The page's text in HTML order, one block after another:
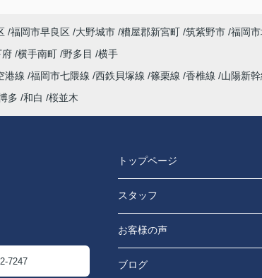
福岡市早良区 大野城市 糟屋郡新宮町 筑紫野市 福岡
府 横手南町 野多目
横手
港線 福岡市七隈線 西鉄貝塚線 篠栗線 香椎線
山陽新
多 和白 桜並木
7247
トップページ
スタッフ
お客様の声
ブログ